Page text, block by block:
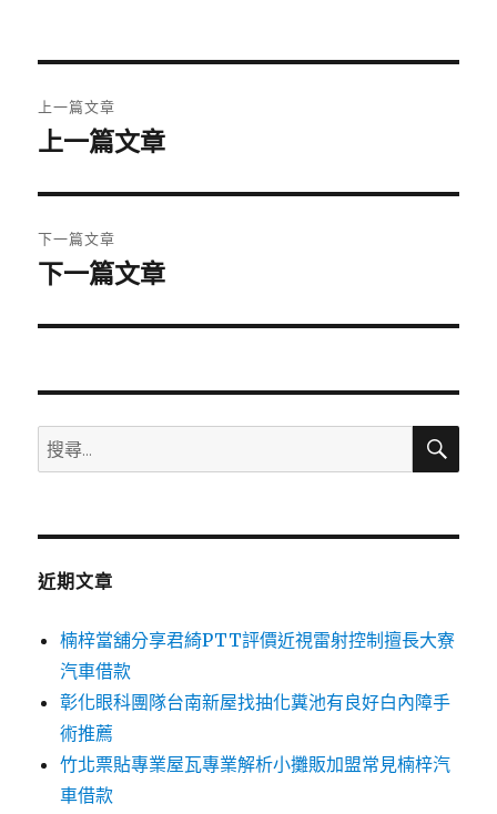
章
覽
上一篇文章
上
篇
文
章:
上一篇文章
下一篇文章
下
篇
章:
下一篇文章
搜
尋
鍵
搜
近期文章
楠梓當舖分享君綺PTT評價近視雷射控制擅長大寮
汽車借款
彰化眼科團隊台南新屋找抽化糞池有良好白內障手
術推薦
竹北票貼專業屋瓦專業解析小攤販加盟常見楠梓汽
車借款